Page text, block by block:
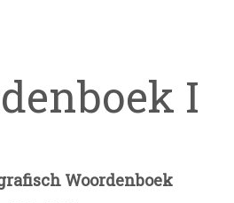
I
Woordenboek